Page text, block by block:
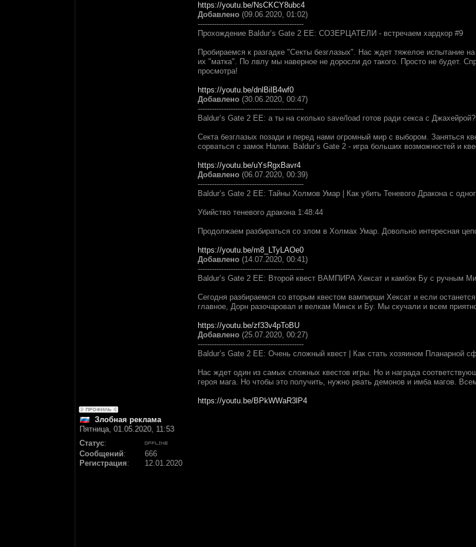
https://youtu.be/NsCKCY8ubc4
Добавлено (09.06.2020, 01:02)
---------------------------------------------
Прохождение Baldur’s Gate 2 EE: СОЗЕРЦАТЕЛИ - встречаем хардкор #9
Пробираемся к разгадке "Секты безглазых". Нас ждет тяжелое испытание
их "матка". По лвлу мы наверное не доросли до такого. Просто не будет.
просмотра!
https://youtu.be/dnlBilB4wf0
Добавлено (30.06.2020, 00:47)
---------------------------------------------
Baldur’s Gate 2 EE: а ты на сколько save/load готов ради секса с
Секта безглазых позади и перед нами огромный мир с выбором. Заняться
сорваться с замок Налии. Baldur’s Gate 2 - игра больших возможностей и
https://youtu.be/uYsRgxBavr4
Добавлено (06.07.2020, 00:39)
---------------------------------------------
Baldur’s Gate 2 EE: Тайны Холмов Умар | Как убить Теневого Дракона с
Убийство теневого дракона 1:48:44
Продолжаем разбираться со злом в Холмах Умар. Довольно интересная
https://youtu.be/m8_LTyLAOe0
Добавлено (14.07.2020, 00:41)
---------------------------------------------
Baldur’s Gate 2 EE: Второй квест ВАМПИРА Хексат и камбэк Бу с ручным
Сегодня разбираемся со вторым квестом вампирши Хексат и если
главное, Дорн разочаровал и велкам Минск и Бу. Мы скучали и всем
https://youtu.be/zf33v4pToBU
Добавлено (25.07.2020, 00:27)
---------------------------------------------
Baldur’s Gate 2 EE: Очень сложный квест | Как стать хозяином Планарной
Нас ждет один из самых сложных квестов игры. Но и награда
героя мага. Но чтобы это получить, нужно рвать демонов и имба магов.
https://youtu.be/BPkWWaR3lP4
Злобная реклама
Пятница, 01.05.2020, 11:53
Статус:
Сообщений:
666
Регистрация: 12.01.2020